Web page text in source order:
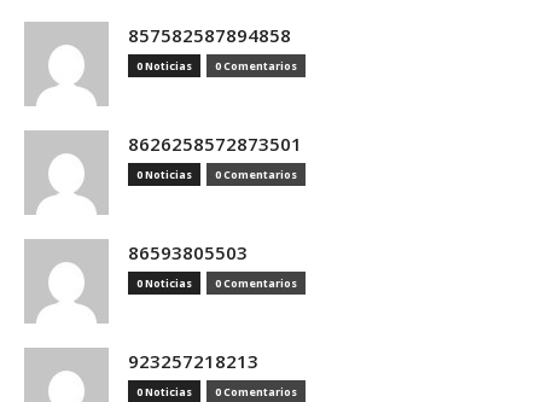
857582587894858
0 Noticias 0 Comentarios
8626258572873501
0 Noticias 0 Comentarios
86593805503
0 Noticias 0 Comentarios
923257218213
0 Noticias 0 Comentarios